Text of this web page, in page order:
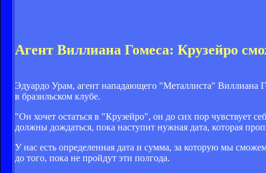
Агент Виллиана Гомеса: Крузейро
Эдуардо Урам, агент нападающего "Металлиста" Виллиана
в бразильском клубе.
"Он хочет остаться в "Крузейро", он до сих пор чувствует
должны дождаться, пока наступит нужная дата, которая
У нас есть определенная дата и сумма, за которую мы
до того, пока не пройдут эти полгода.